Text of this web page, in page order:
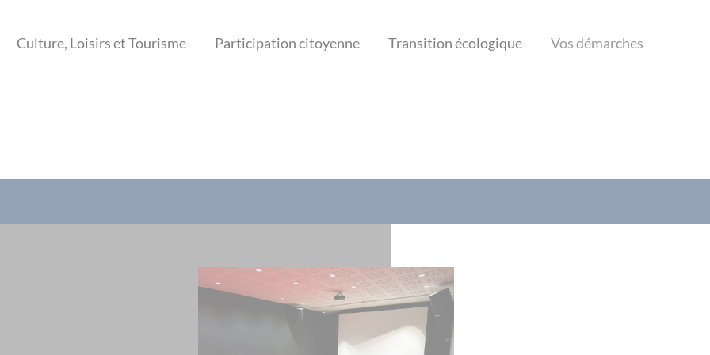
Culture, Loisirs et Tourisme Participation citoyenne Transition écologique Vos démarches